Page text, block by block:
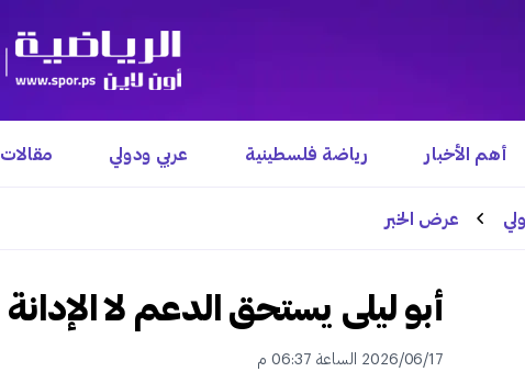
أهم الأخبار رياضة فلسطينية عربي ودولي مقالات
عرض الخبر
أبو ليلى يستحق الدعم لا الإدانة
2026/06/17 الساعة 06:37 م